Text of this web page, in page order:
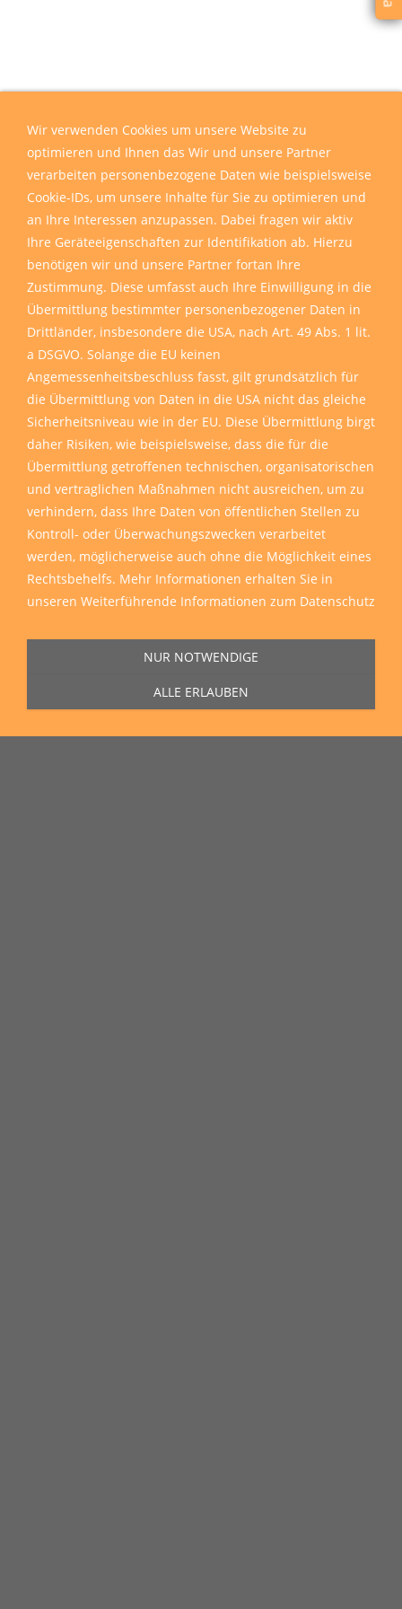
Wir verwenden Cookies um unsere Website zu
optimieren und Ihnen das Wir und unsere Partner
verarbeiten personenbezogene Daten wie beispielsweise
Cookie-IDs, um unsere Inhalte für Sie zu optimieren und
an Ihre Interessen anzupassen. Dabei fragen wir aktiv
Ihre Geräteeigenschaften zur Identifikation ab. Hierzu
benötigen wir und unsere Partner fortan Ihre
Zustimmung. Diese umfasst auch Ihre Einwilligung in die
Übermittlung bestimmter personenbezogener Daten in
Drittländer, insbesondere die USA, nach Art. 49 Abs. 1 lit.
a DSGVO. Solange die EU keinen
Angemessenheitsbeschluss fasst, gilt grundsätzlich für
die Übermittlung von Daten in die USA nicht das gleiche
Sicherheitsniveau wie in der EU. Diese Übermittlung birgt
daher Risiken, wie beispielsweise, dass die für die
Übermittlung getroffenen technischen, organisatorischen
und vertraglichen Maßnahmen nicht ausreichen, um zu
verhindern, dass Ihre Daten von öffentlichen Stellen zu
Kontroll- oder Überwachungszwecken verarbeitet
werden, möglicherweise auch ohne die Möglichkeit eines
Rechtsbehelfs. Mehr Informationen erhalten Sie in
unseren Weiterführende Informationen zum Datenschutz
NUR NOTWENDIGE
ALLE ERLAUBEN